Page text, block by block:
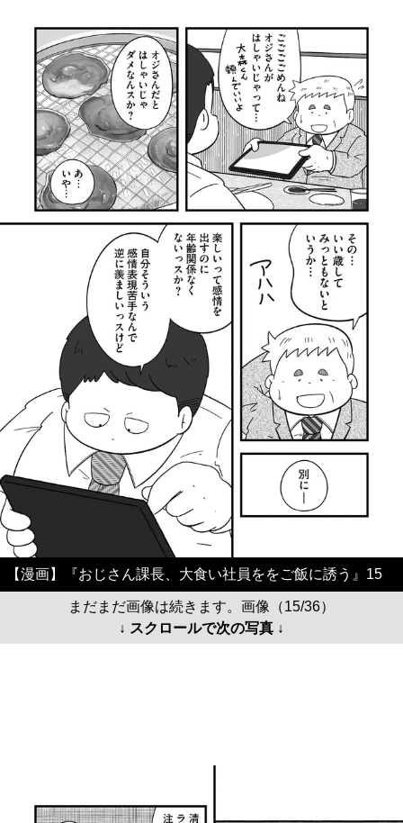
【漫画】『おじさん課長、大食い社員ををご飯に誘う』15
まだまだ画像は続きます。画像（15/36）
↓ スクロールで次の写真 ↓